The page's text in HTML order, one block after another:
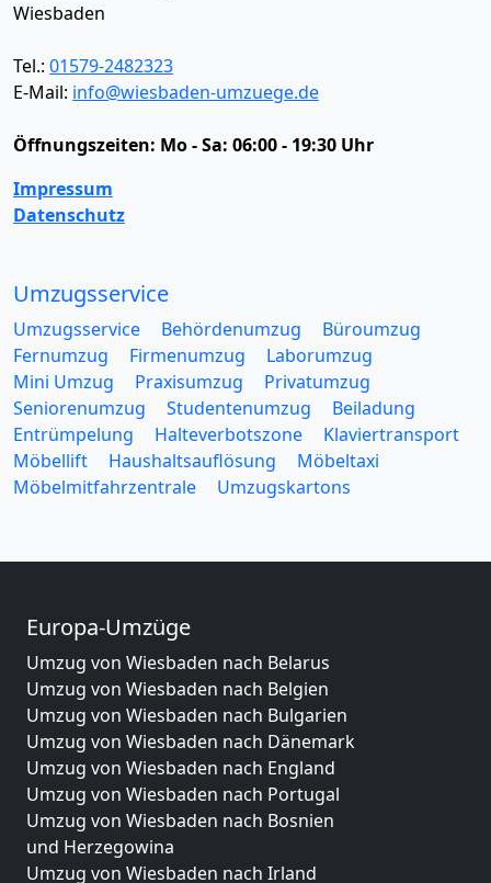
Wiesbaden
Tel.: 01579-2482323
E-Mail: info@wiesbaden-umzuege.de
Öffnungszeiten: Mo - Sa: 06:00 - 19:30 Uhr
Impressum
Datenschutz
Umzugsservice
Umzugsservice Behördenumzug
Büroumzug
Fernumzug
Firmenumzug
Laborumzug
Mini Umzug
Praxisumzug
Privatumzug
Seniorenumzug
Studentenumzug
Beiladung
Entrümpelung
Halteverbotszone
Klaviertransport
Möbellift
Haushaltsauflösung
Möbeltaxi
Möbelmitfahrzentrale
Umzugskartons
Europa-Umzüge
Umzug von Wiesbaden nach Belarus
Umzug von Wiesbaden nach Belgien
Umzug von Wiesbaden nach Bulgarien
Umzug von Wiesbaden nach Dänemark
Umzug von Wiesbaden nach England
Umzug von Wiesbaden nach Portugal
Umzug von Wiesbaden nach Bosnien
und Herzegowina
Umzug von Wiesbaden nach Irland